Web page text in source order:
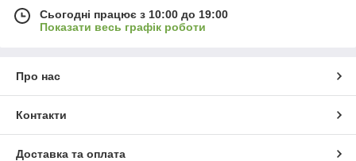
Сьогодні працює з 10:00 до 19:00
Показати весь графік роботи
Про нас
Контакти
Доставка та оплата